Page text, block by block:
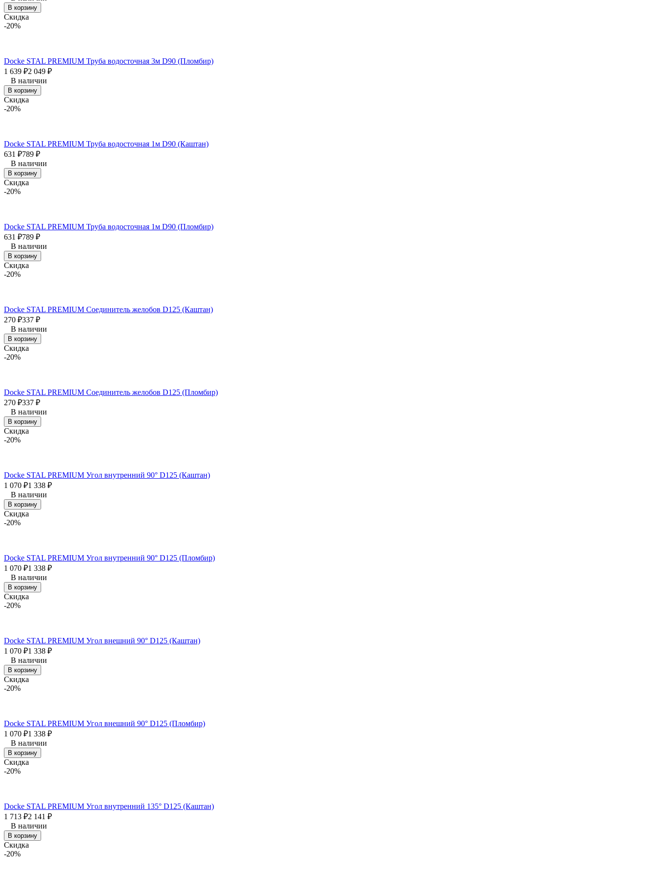
В корзину
Скидка
-20%
Docke STAL PREMIUM Труба водосточная 3м D90 (Пломбир)
1 639 ₽2 049 ₽
В наличии
В корзину
Скидка
-20%
Docke STAL PREMIUM Труба водосточная 1м D90 (Каштан)
631 ₽789 ₽
В наличии
В корзину
Скидка
-20%
Docke STAL PREMIUM Труба водосточная 1м D90 (Пломбир)
631 ₽789 ₽
В наличии
В корзину
Скидка
-20%
Docke STAL PREMIUM Соединитель желобов D125 (Каштан)
270 ₽337 ₽
В наличии
В корзину
Скидка
-20%
Docke STAL PREMIUM Соединитель желобов D125 (Пломбир)
270 ₽337 ₽
В наличии
В корзину
Скидка
-20%
Docke STAL PREMIUM Угол внутренний 90° D125 (Каштан)
1 070 ₽1 338 ₽
В наличии
В корзину
Скидка
-20%
Docke STAL PREMIUM Угол внутренний 90° D125 (Пломбир)
1 070 ₽1 338 ₽
В наличии
В корзину
Скидка
-20%
Docke STAL PREMIUM Угол внешний 90° D125 (Каштан)
1 070 ₽1 338 ₽
В наличии
В корзину
Скидка
-20%
Docke STAL PREMIUM Угол внешний 90° D125 (Пломбир)
1 070 ₽1 338 ₽
В наличии
В корзину
Скидка
-20%
Docke STAL PREMIUM Угол внутренний 135° D125 (Каштан)
1 713 ₽2 141 ₽
В наличии
В корзину
Скидка
-20%